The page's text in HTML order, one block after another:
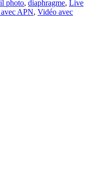
photo, diaphragme, Live
APN, Vidéo avec